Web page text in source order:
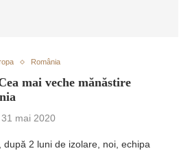
România
mai veche mănăstire
31 mai 2020
după 2 luni de izolare, noi, echipa